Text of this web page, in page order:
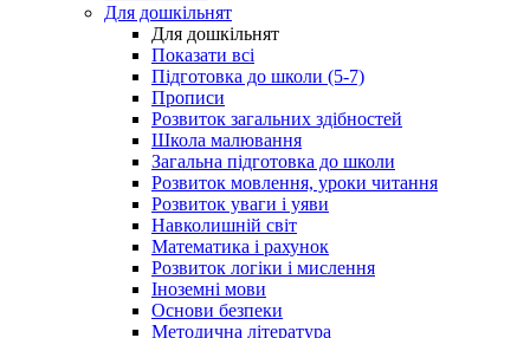
Для дошкільнят
Для дошкільнят
Показати всі
Підготовка до школи (5-7)
Прописи
Розвиток загальних здібностей
Школа малювання
Загальна підготовка до школи
Розвиток мовлення, уроки читання
Розвиток уваги і уяви
Навколишній світ
Математика і рахунок
Розвиток логіки і мислення
Іноземні мови
Основи безпеки
Методична література